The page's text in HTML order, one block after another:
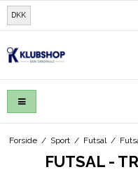
DKK
Forside / Sport / Futsal /
FUTSAL -